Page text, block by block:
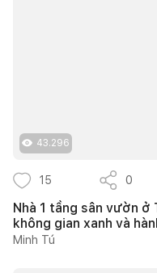
43.296
15 0
Nhà 1 tầng sân vườn ở
không gian xanh và
Minh Tú